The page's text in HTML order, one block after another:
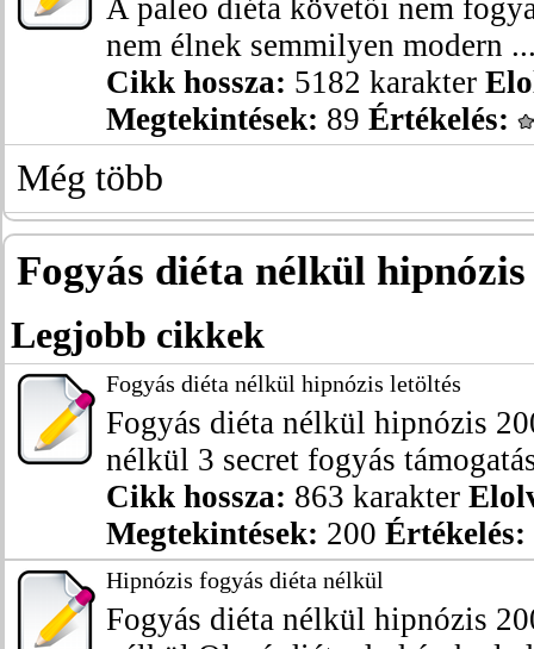
A paleo diéta követői nem
nem élnek semmilyen modern
Cikk hossza: 5182 karakter
Megtekintések: 89 Értékelés:
Még több
Fogyás diéta nélkül
Legjobb cikkek
Fogyás diéta nélkül hipnózis letöltés
Fogyás diéta nélkül hipnózis
nélkül 3 secret fogyás
Cikk hossza: 863 karakter
Megtekintések: 200 Értékelés:
Hipnózis fogyás diéta nélkül
Fogyás diéta nélkül hipnózis